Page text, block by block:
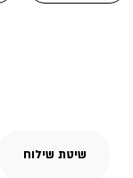
שיטת שילוח